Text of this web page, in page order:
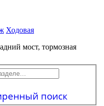
Ходовая
мост, тормозная
поиск